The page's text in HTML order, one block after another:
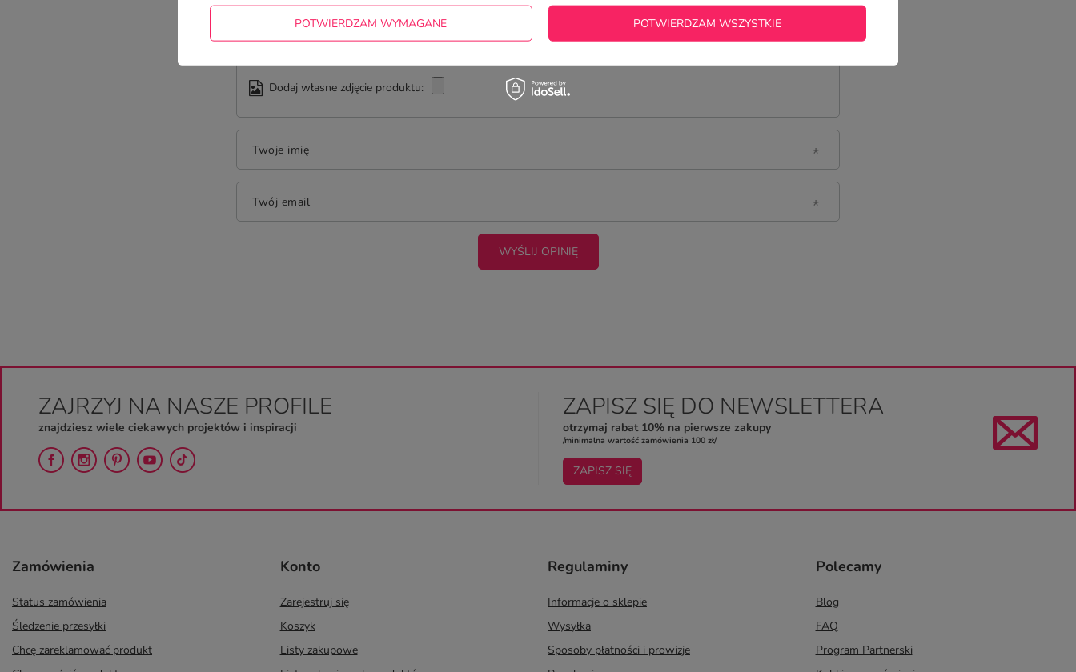
Dodaj własne zdjęcie produktu:
Twoje imię
Twój email
WYŚLIJ OPINIĘ
ZAJRZYJ NA NASZE PROFILE
znajdziesz wiele ciekawych projektów i inspiracji
ZAPISZ SIĘ DO NEWSLETTERA
otrzymaj rabat 10% na pierwsze zakupy
/minimalna wartość zamówienia 100 zł/
ZAPISZ SIĘ
Zamówienia
Status zamówienia
Śledzenie przesyłki
Chcę zareklamować produkt
Konto
Zarejestruj się
Koszyk
Listy zakupowe
Regulaminy
Informacje o sklepie
Wysyłka
Sposoby płatności i prowizje
Polecamy
Blog
FAQ
Program Partnerski
POTWIERDZAM WYMAGANE POTWIERDZAM WSZYSTKIE